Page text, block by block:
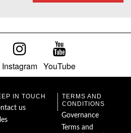
Instagram YouTube